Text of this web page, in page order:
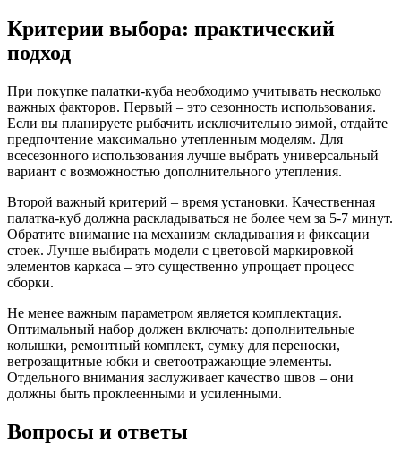
Критерии выбора: практический
подход
При покупке палатки-куба необходимо учитывать несколько
важных факторов. Первый – это сезонность использования.
Если вы планируете рыбачить исключительно зимой, отдайте
предпочтение максимально утепленным моделям. Для
всесезонного использования лучше выбрать универсальный
вариант с возможностью дополнительного утепления.
Второй важный критерий – время установки. Качественная
палатка-куб должна раскладываться не более чем за 5-7 минут.
Обратите внимание на механизм складывания и фиксации
стоек. Лучше выбирать модели с цветовой маркировкой
элементов каркаса – это существенно упрощает процесс
сборки.
Не менее важным параметром является комплектация.
Оптимальный набор должен включать: дополнительные
колышки, ремонтный комплект, сумку для переноски,
ветрозащитные юбки и светоотражающие элементы.
Отдельного внимания заслуживает качество швов – они
должны быть проклеенными и усиленными.
Вопросы и ответы